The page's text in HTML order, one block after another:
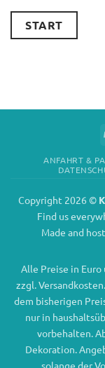
START
ANFAHRT &
Copyright 2026 ©
Find us
Made and
Alle Preise in
zzgl.
dem bisherigen
nur in
vorbehalten.
Dekoration.
solange der